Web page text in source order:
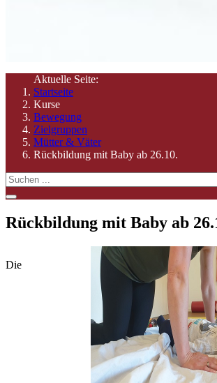
Aktuelle Seite:
Startseite
Kurse
Bewegung
Zielgruppen
Mütter & Väter
Rückbildung mit Baby ab 26.10.
Rückbildung mit Baby ab
Die